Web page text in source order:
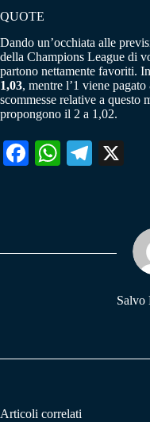
QUOTE
Dando un’occhiata alle
della Champions League di
partono nettamente favoriti.
1,03, mentre l’1 viene
scommesse relative a
propongono il 2 a 1,02.
Fa W
pp
Te
m
Salvo
Articoli correlati